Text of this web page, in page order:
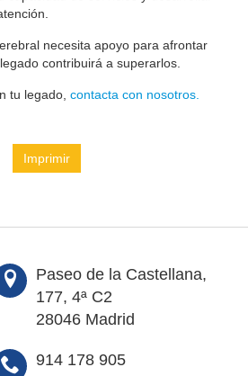
necesita apoyo para afrontar
contribuirá a superarlos.
tu legado, contacta con nosotros.
Imprimir
Paseo de la Castellana,
177, 4ª C2
28046 Madrid
914 178 905